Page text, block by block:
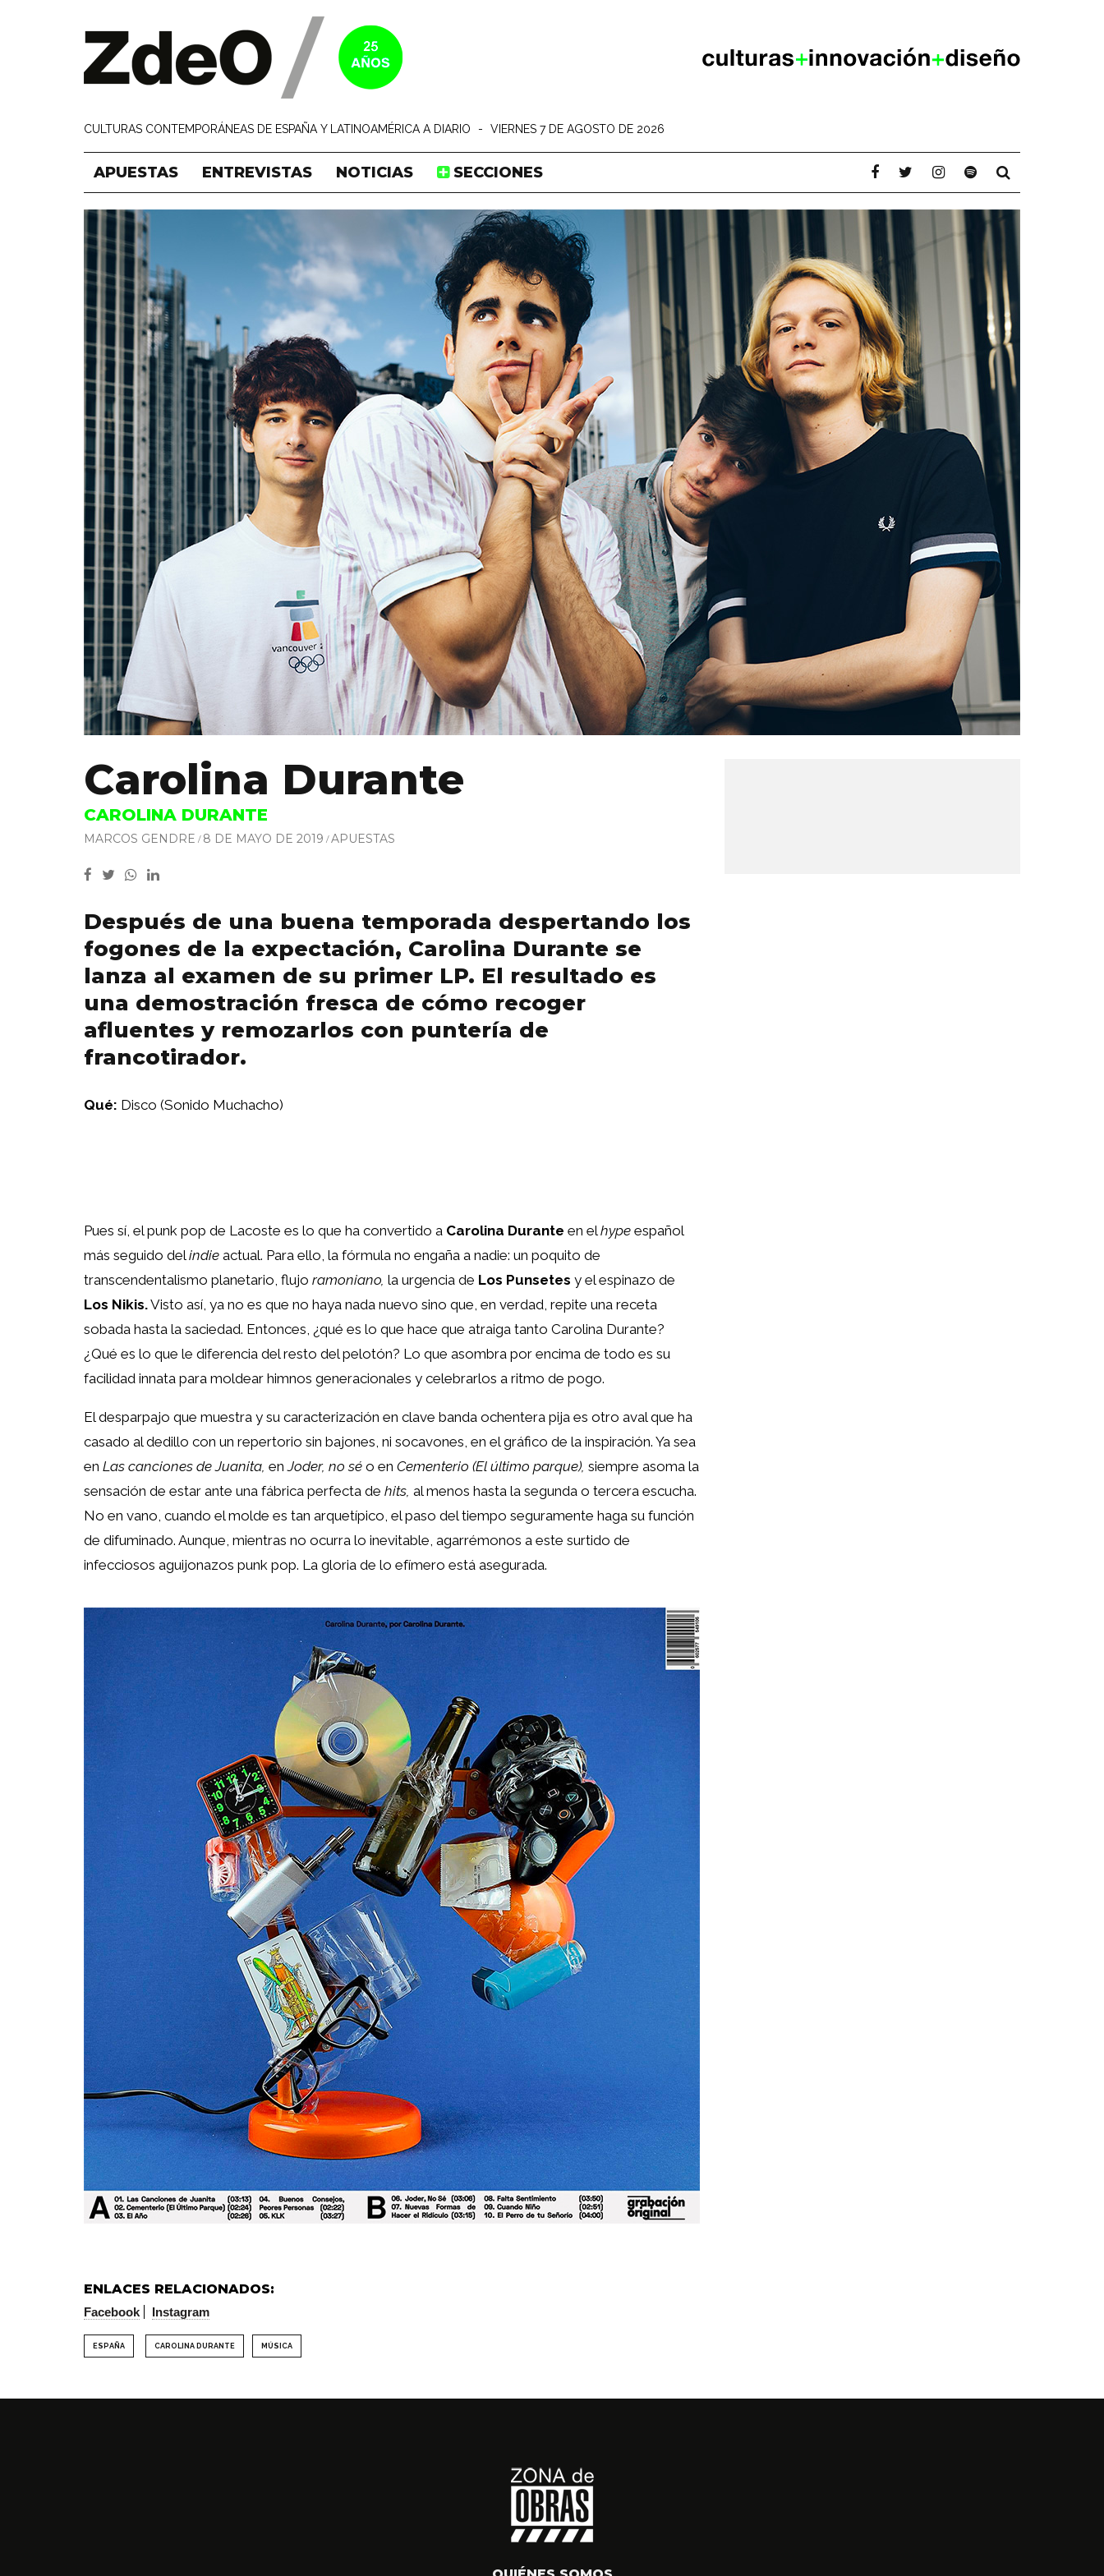
CULTURAS CONTEMPORÁNEAS DE ESPAÑA Y LATINOAMÉRICA A DIARIO - VIERNES 7 DE AGOSTO DE 2026
APUESTAS ENTREVISTAS NOTICIAS SECCIONES
Carolina Durante
CAROLINA DURANTE
MARCOS GENDRE 8 DE MAYO DE 2019 APUESTAS
Después de una buena temporada despertando los
fogones de la expectación, Carolina Durante se
lanza al examen de su primer LP. El resultado es
una demostración fresca de cómo recoger
afluentes y remozarlos con puntería de
francotirador.
Qué: Disco (Sonido Muchacho)
Pues sí, el punk pop de Lacoste es lo que ha convertido a Carolina Durante en elhype español
más seguido delindie actual. Para ello, la fórmula no engaña a nadie: un poquito de
transcendentalismo planetario, flujo ramoniano, la urgencia de Los Punsetes y el espinazo de
Los Nikis.Visto así, ya no es que no haya nada nuevo sino que, en verdad, repite una receta
sobada hasta la saciedad. Entonces, ¿qué es lo que hace que atraiga tanto Carolina Durante?
¿Qué es lo que le diferencia del resto del pelotón? Lo que asombra por encima de todo es su
facilidad innata para moldear himnos generacionales y celebrarlos a ritmo de pogo.
El desparpajo que muestra y su caracterización en clave banda ochentera pija es otro aval que ha
casado al dedillo con un repertorio sin bajones, ni socavones, en el gráfico de la inspiración. Ya sea
en Las canciones de Juanita, enJoder, no sé o en Cementerio (El último parque), siempre asoma la
sensación de estar ante una fábrica perfecta de hits, al menos hasta la segunda o tercera escucha.
No en vano, cuando el molde es tan arquetípico, el paso del tiempo seguramente haga su función
de difuminado. Aunque, mientras no ocurra lo inevitable, agarrémonos a este surtido de
infecciosos aguijonazos punk pop. La gloria de lo efímero está asegurada.
ENLACES RELACIONADOS:
Facebook Instagram
ESPAÑA CAROLINA DURANTE MÚSICA